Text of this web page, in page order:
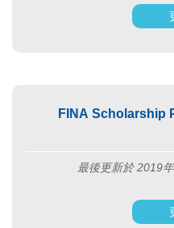
FINA Scholarship
最後更新於 2019